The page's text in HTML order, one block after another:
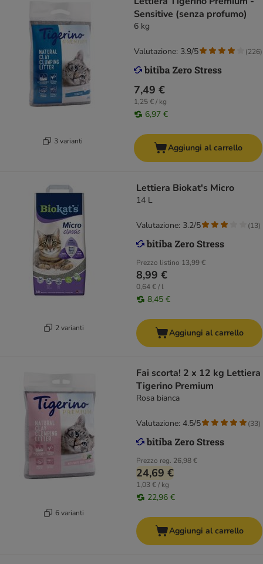
3 varianti
Sensitive (senza profumo)
6 kg
7,49 €
1,25 € / kg
6,97 €
Valutazione: 3.9/5 (226)
Aggiungi al carrello
2 varianti
Lettiera Biokat's Micro
14 L
Prezzo listino 13,99 €
8,99 €
0,64 € / l
8,45 €
Valutazione: 3.2/5 (13)
Aggiungi al carrello
6 varianti
Fai scorta! 2 x 12 kg Lettiera
Tigerino Premium
Rosa bianca
Prezzo reg. 26,98 €
24,69 €
1,03 € / kg
22,96 €
Valutazione: 4.5/5 (33)
Aggiungi al carrello